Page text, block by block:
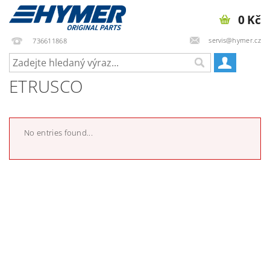
736611868 servis@hymer.cz
0 Kč
ETRUSCO
No entries found...